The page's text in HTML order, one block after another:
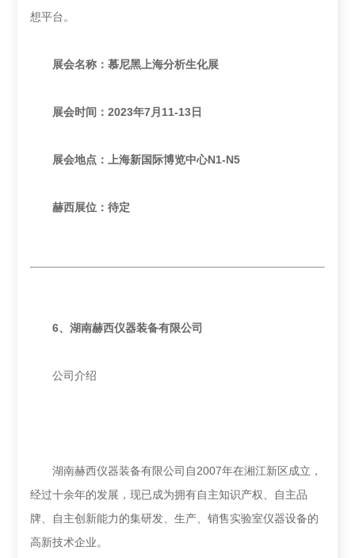
想平台。
展会名称：慕尼黑上海分析生化展
展会时间：2023年7月11-13日
展会地点：上海新国际博览中心N1-N5
赫西展位：待定
6、湖南赫西仪器装备有限公司
公司介绍
湖南赫西仪器装备有限公司自2007年在湘江新区成立，
经过十余年的发展，现已成为拥有自主知识产权、自主品
牌、自主创新能力的集研发、生产、销售实验室仪器设备的
高新技术企业。